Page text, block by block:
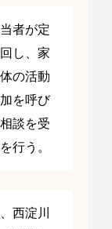
者が定
し、家
の活動
を呼び
談を受
行う。
西淀川